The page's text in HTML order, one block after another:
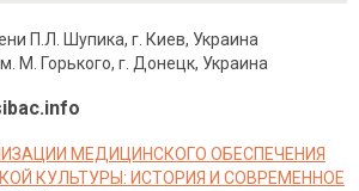
П.Л. Шупика, г. Киев, Украина
М. Горького, г. Донецк, Украина
МЕДИЦИНСКОГО ОБЕСПЕЧЕНИЯ
КУЛЬТУРЫ: ИСТОРИЯ И СОВРЕМЕННОЕ